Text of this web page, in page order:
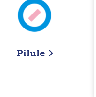
Pilule